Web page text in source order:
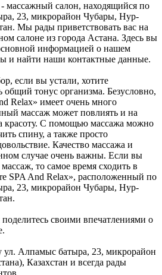
массажный салон, находящийся по
23, микрорайон Чубары, Нур-
Мы рады приветствовать вас на
салоне из города Астана. Здесь вы
информацией о нашем
и найти наши контактные данные.
если вы устали, хотите
общий тонус организма. Безусловно,
Relax» имеет очень много
массаж может повлиять и на
красоту. С помощью массажа можно
спину, а также просто
Качество массажа и
случае очень важны. Если вы
то самое время сходить в
SPA And Relax», расположенный по
23, микрорайон Чубары, Нур-
своими впечатлениями о
ул. Алпамыс батыра, 23, микрорайон
Казахстан и всегда рады